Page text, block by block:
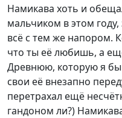
Намикава хоть и
мальчиком в этом
всё с тем же напором.
что ты её любишь, а
Древнюю, которую я бы
свои её внезапно
перетрахал ещё
гандоном ли?)